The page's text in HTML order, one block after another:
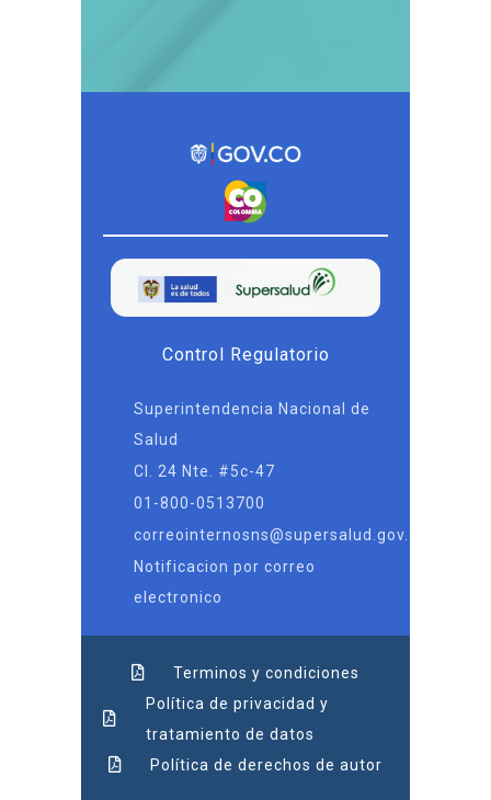
Control Regulatorio
Superintendencia Nacional de
Salud
Cl. 24 Nte. #5c-47
01-800-0513700
correointernosns@supersalud.gov.co
Notificacion por correo
electronico
Terminos y condiciones
Política de privacidad y
tratamiento de datos
Política de derechos de autor